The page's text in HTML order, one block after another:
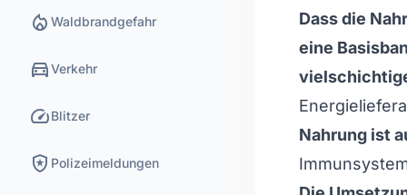
local_fire_department Waldbrandgefahr
directions_carVerkehr
speedBlitzer
local_police Polizeimeldungen
Dass die
eine
Nahrung ist